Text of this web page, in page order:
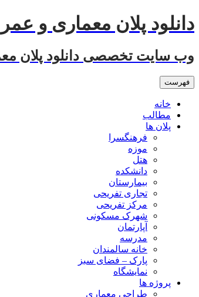
رفتن
به
دانلود پلان معماری و
وب سایت تخصصی دانلود پلان
فهرست
خانه
مطالب
پلان ها
فرهنگسرا
موزه
هتل
دانشکده
بیمارستان
تجاری تفریحی
مرکز تفریحی
شهرک مسکونی
آپارتمان
مدرسه
خانه سالمندان
پارک – فضای سبز
نمایشگاه
پروژه ها
طراحی معماری